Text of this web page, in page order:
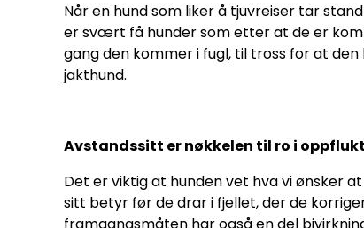
Når en hund som liker å tjuvreiser tar
er svært få hunder som etter at de er
gang den kommer i fugl, til tross for at den
jakthund.
Avstandssitt er nøkkelen til ro i
Det er viktig at hunden vet hva vi ønsker
sitt betyr før de drar i fjellet, der de